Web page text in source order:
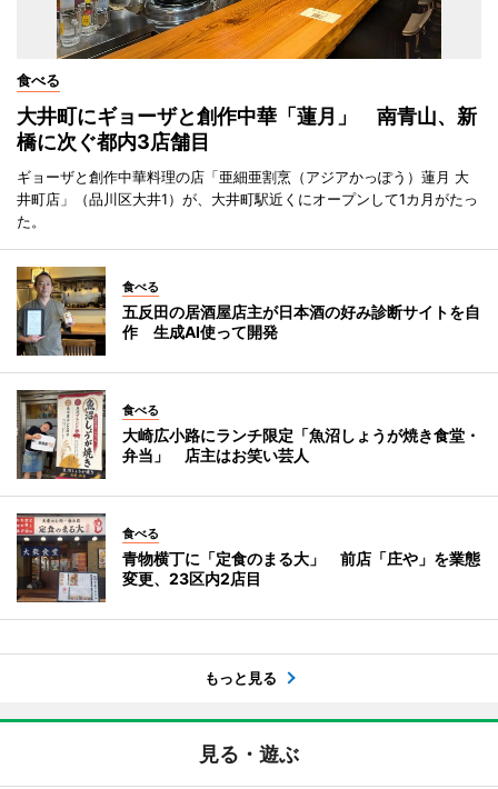
食べる
大井町にギョーザと創作中華「蓮月」 南青山、新
橋に次ぐ都内3店舗目
ギョーザと創作中華料理の店「亜細亜割烹（アジアかっぽう）蓮月 大
井町店」（品川区大井1）が、大井町駅近くにオープンして1カ月がたっ
た。
食べる
五反田の居酒屋店主が日本酒の好み診断サイトを自
作 生成AI使って開発
食べる
大崎広小路にランチ限定「魚沼しょうが焼き食堂・
弁当」 店主はお笑い芸人
食べる
青物横丁に「定食のまる大」 前店「庄や」を業態
変更、23区内2店目
もっと見る
見る・遊ぶ